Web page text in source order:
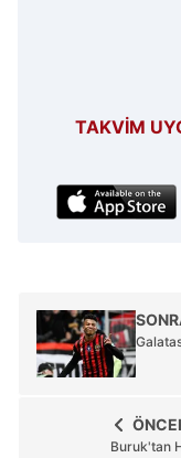
TAKVİM
Buruk'tan